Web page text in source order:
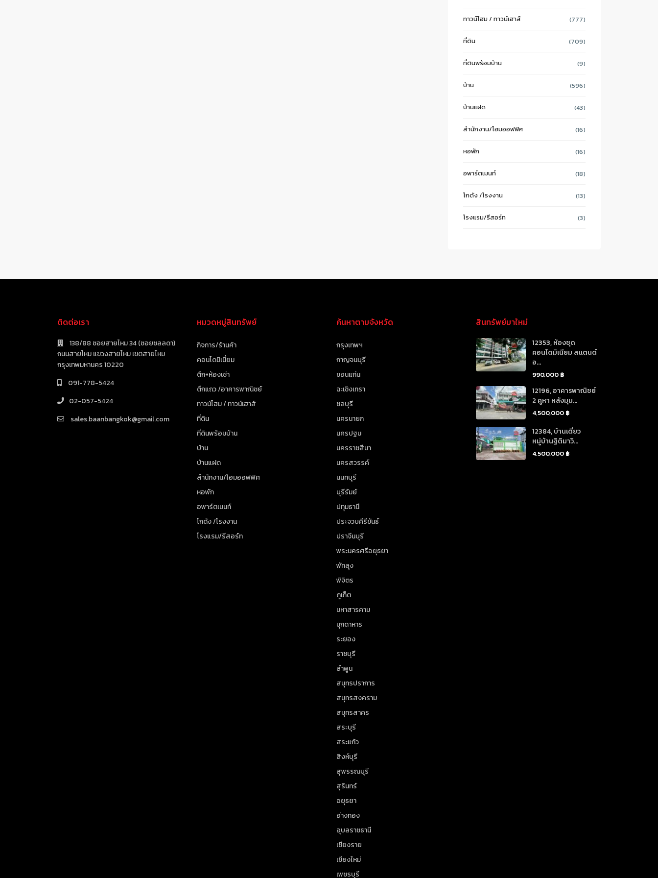
ทาวน์โฮม / ทาวน์เฮาส์ (777)
ที่ดิน (709)
ที่ดินพร้อมบ้าน (9)
บ้าน (596)
บ้านแฝด (43)
สำนักงาน/โฮมออฟฟิศ (16)
หอพัก (16)
อพาร์ตเมนท์ (18)
โกดัง /โรงงาน (13)
โรงแรม/รีสอร์ท (3)
ติดต่อเรา
138/88 ซอยสายไหม 34 (ซอยชลลดา)
ถนนสายไหม แขวงสายไหม เขตสายไหม
กรุงเทพมหานคร 10220
091-778-5424
02-057-5424
sales.baanbangkok@gmail.com
หมวดหมู่สินทรัพย์
กิจการ/ร้านค้า
คอนโดมิเนี่ยม
ตึก+ห้องเช่า
ตึกแถว /อาคารพาณิชย์
ทาวน์โฮม / ทาวน์เฮาส์
ที่ดิน
ที่ดินพร้อมบ้าน
บ้าน
บ้านแฝด
สำนักงาน/โฮมออฟฟิศ
หอพัก
อพาร์ตเมนท์
โกดัง /โรงงาน
โรงแรม/รีสอร์ท
ค้นหาตามจังหวัด
กรุงเทพฯ
กาญจนบุรี
ขอนแก่น
ฉะเชิงเทรา
ชลบุรี
นครนายก
นครปฐม
นครราชสีมา
นครสวรรค์
นนทบุรี
บุรีรัมย์
ปทุมธานี
ประจวบคีรีขันธ์
ปราจีนบุรี
พระนครศรีอยุธยา
พัทลุง
พิจิตร
ภูเก็ต
มหาสารคาม
มุกดาหาร
ระยอง
ราชบุรี
ลำพูน
สมุทรปราการ
สมุทรสงคราม
สมุทรสาคร
สระบุรี
สระแก้ว
สิงห์บุรี
สุพรรณบุรี
สุรินทร์
อยุธยา
อ่างทอง
อุบลราชธานี
เชียงราย
เชียงใหม่
เพชรบุรี
สินทรัพย์มาใหม่
12353, ห้องชุด
คอนโดมิเนียม สแตนด์
อ...
990,000 ฿
12196, อาคารพาณิชย์
2 คูหา หลังมุม...
4,500,000 ฿
12384, บ้านเดี่ยว
หมู่บ้านฐิติมาวิ...
4,500,000 ฿